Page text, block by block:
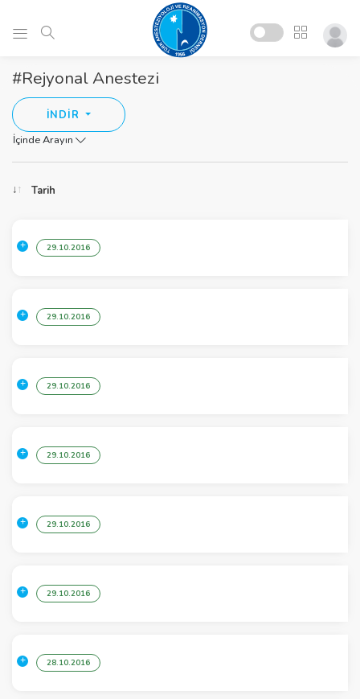
#Rejyonal Anestezi
İNDİR
İçinde Arayın
Tarih
29.10.2016
29.10.2016
29.10.2016
29.10.2016
29.10.2016
29.10.2016
28.10.2016